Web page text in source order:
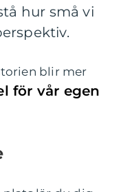
hur små vi
blir mer
för vår egen